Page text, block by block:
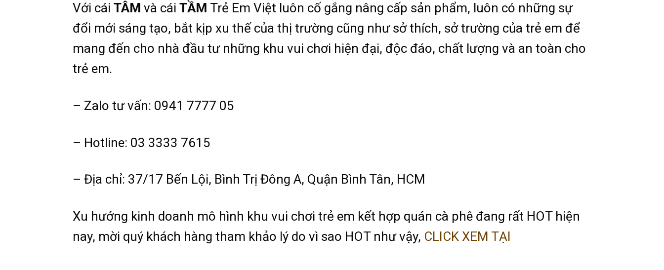
Với cái TÂM và cái TẦM Trẻ Em Việt luôn cố gắng nâng cấp sản phẩm, luôn có những sự
đổi mới sáng tạo, bắt kịp xu thế của thị trường cũng như sở thích, sở trường của trẻ em để
mang đến cho nhà đầu tư những khu vui chơi hiện đại, độc đáo, chất lượng và an toàn cho
trẻ em.
– Zalo tư vấn: 0941 7777 05
– Hotline: 03 3333 7615
– Địa chỉ: 37/17 Bến Lội, Bình Trị Đông A, Quận Bình Tân, HCM
Xu hướng kinh doanh mô hình khu vui chơi trẻ em kết hợp quán cà phê đang rất HOT hiện
nay, mời quý khách hàng tham khảo lý do vì sao HOT như vậy, CLICK XEM TẠI